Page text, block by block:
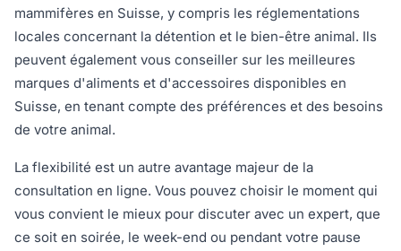
mammifères en Suisse, y compris les réglementations
locales concernant la détention et le bien-être animal. Ils
peuvent également vous conseiller sur les meilleures
marques d'aliments et d'accessoires disponibles en
Suisse, en tenant compte des préférences et des besoins
de votre animal.
La flexibilité est un autre avantage majeur de la
consultation en ligne. Vous pouvez choisir le moment qui
vous convient le mieux pour discuter avec un expert, que
ce soit en soirée, le week-end ou pendant votre pause